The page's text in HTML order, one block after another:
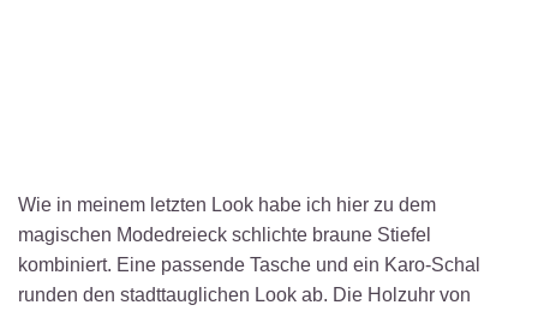
Wie in meinem letzten Look habe ich hier zu dem
magischen Modedreieck schlichte braune Stiefel
kombiniert. Eine passende Tasche und ein Karo-Schal
runden den stadttauglichen Look ab. Die Holzuhr von